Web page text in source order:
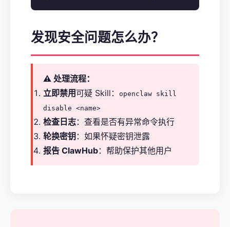
发现安全问题怎么办？
⚠️ 处理流程：
立即禁用可疑 Skill：
openclaw skill
disable <name>
检查日志：查看是否有异常命令执行
轮换密钥 ：如果怀疑密钥泄露
报告 ClawHub：帮助保护其他用户